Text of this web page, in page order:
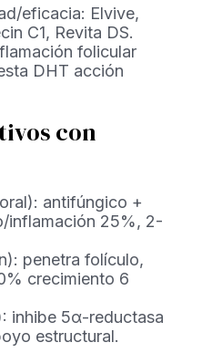
eficacia: Elvive,
C1, Revita DS.
folicular
DHT acción
con
antifúngico +
inflamación 25%, 2-
penetra folículo,
crecimiento 6
inhibe 5α-reductasa
estructural.